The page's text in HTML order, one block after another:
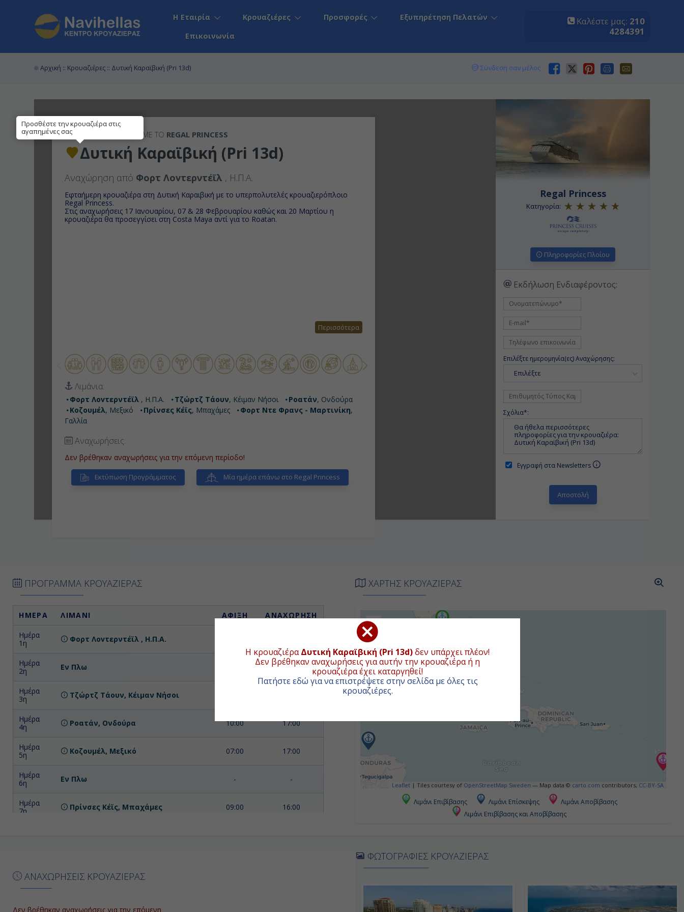
Η κρουαζιέραΔυτική Καραϊβική (Pri 13d)δεν υπάρχει πλέον!
Δεν βρέθηκαν αναχωρήσεις για αυτήν την κρουαζιέρα ή η
κρουαζιέρα έχει καταργηθεί!
Πατήστε εδώ για να επιστρέψετε στην σελίδα με όλες τις
κρουαζιέρες.
Η Εταιρία Κρουαζιέρες Προσφορές
Εξυπηρέτηση Πελατών
Επικοινωνία
Καλέστε μας: 210
4284391
Αρχική :: Κρουαζιέρες :: Δυτική Καραϊβική (Pri 13d) Σύνδεση σαν μέλος
7ΉΜΕΡΗ ΚΡΟΥΑΖΙΕΡΑ ΜΕ ΤΟ REGAL PRINCESS
Δυτική Καραϊβική (Pri 13d)
Αναχώρηση από Φορτ Λοvτερντέϊλ , Η.Π.Α.
Εφταήμερη κρουαζιέρα στη Δυτική Καραιβική με το υπερπολυτελές κρουαζιερόπλοιο
Regal Princess.
Στις αναχωρήσεις 17 Ιανουαρίου, 07 & 28 Φεβρουαρίου καθώς και 20 Μαρτίου η
κρουαζιέρα θα προσεγγίσει στη Costa Maya αντί για το Roatan.
Περισσότερα
Λιμάνια:
Φορτ Λοvτερντέϊλ , Η.Π.Α. Τζώρτζ Τάουν, Κέιμαν Νήσοι Ροατάν, Ονδούρα
Κοζουμέλ, Μεξικό Πρίνσες Κέϊς, Μπαχάμες Φορτ Ντε Φρανς - Μαρτινίκη,
Γαλλία
Αναχωρήσεις:
Δεν βρέθηκαν αναχωρήσεις για την επόμενη περίοδο!
Εκτύπωση Προγράμματος Μία ημέρα επάνω στο Regal Princess
Regal Princess
Κατηγορία:
Πληροφορίες Πλοίου
Εκδήλωση Ενδιαφέροντος:
Επιλέξτε ημερομηνία(ες) Αναχώρησης:
Επιλέξτε
Σχόλια*:
Εγγραφή στα Newsletters
ΠΡΟΓΡΑΜΜΑ ΚΡΟΥΑΖΙΕΡΑΣ
ΗΜΕΡΑ ΛΙΜΑΝΙ ΑΦΙΞΗ ΑΝΑΧΩΡΗΣΗ
Ημέρα
1η
Φορτ Λοvτερντέϊλ , Η.Π.Α.
Ημέρα
2η
Εν Πλω -
Ημέρα
3η
Τζώρτζ Τάουν, Κέιμαν Νήσοι
Ημέρα
4η
Ροατάν, Ονδούρα 10:00 17:00
Ημέρα
5η
Κοζουμέλ, Μεξικό 07:00 17:00
Ημέρα
6η
Εν Πλω - -
Ημέρα
7η
Πρίνσες Κέϊς, Μπαχάμες 09:00 16:00
ΧΑΡΤΗΣ ΚΡΟΥΑΖΙΕΡΑΣ
+
−
Leaflet | Tiles courtesy of OpenStreetMap Sweden — Map data © carto.com contributors, CC-BY-SA
Λιμάνι Επιβίβασης Λιμάνι Επίσκεψης
Λιμάνι Αποβίβασης
Λιμάνι Επιβίβασης και Αποβίβασης
ΑΝΑΧΩΡΗΣΕΙΣ ΚΡΟΥΑΖΙΕΡΑΣ
Δεν βρέθηκαν αναχωρήσεις για την επόμενη
ΦΩΤΟΓΡΑΦΙΕΣ ΚΡΟΥΑΖΙΕΡΑΣ
Προσθέστε την κρουαζιέρα στις
αγαπημένες σας